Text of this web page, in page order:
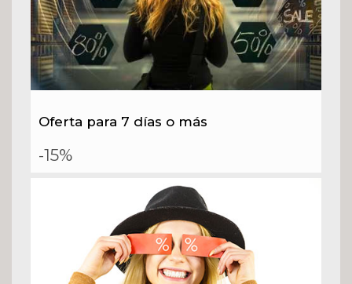
Oferta para 7 días o más
-15%